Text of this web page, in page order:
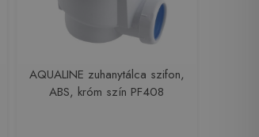
AQUALINE zuhanytálca szifon,
ABS, króm szín PF408